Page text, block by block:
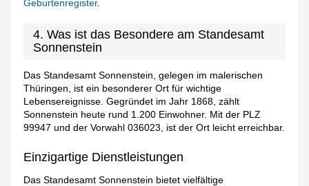
Geburtenregister.
4. Was ist das Besondere am Standesamt
Sonnenstein
Das Standesamt Sonnenstein, gelegen im malerischen
Thüringen, ist ein besonderer Ort für wichtige
Lebensereignisse. Gegründet im Jahr 1868, zählt
Sonnenstein heute rund 1.200 Einwohner. Mit der PLZ
99947 und der Vorwahl 036023, ist der Ort leicht erreichbar.
Einzigartige Dienstleistungen
Das Standesamt Sonnenstein bietet vielfältige